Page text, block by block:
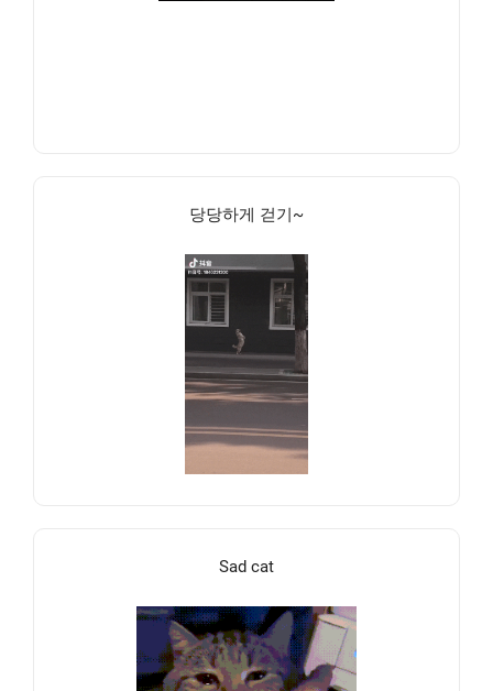
당당하게 걷기~
Sad cat